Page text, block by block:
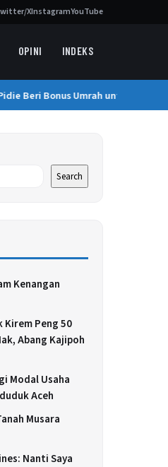
XInstagramYouTube
OPINI INDEKS
Beri Bonus Umrah untuk Kafilah
Search
Kenangan
Kirem Peng 50
Abang Kajipoh
Modal Usaha
Aceh
Musara
Nanti Saya